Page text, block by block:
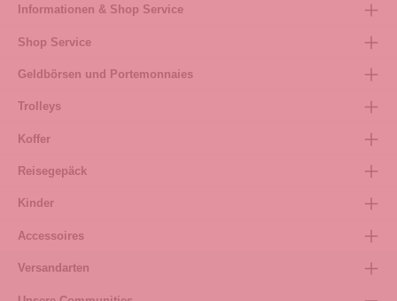
Informationen & Shop Service
Shop Service
Geldbörsen und Portemonnaies
Trolleys
Koffer
Reisegepäck
Kinder
Accessoires
Versandarten